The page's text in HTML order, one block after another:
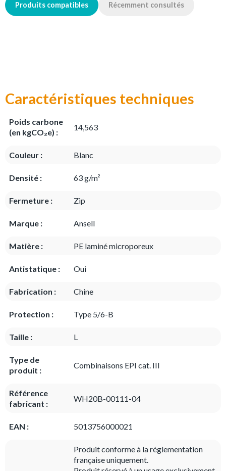
Produits compatibles Récemment consultés
Caractéristiques techniques
Poids carbone
(en kgCO₂e) :
14,563
Couleur : Blanc
Densité : 63 g/m²
Fermeture : Zip
Marque : Ansell
Matière : PE laminé microporeux
Antistatique : Oui
Fabrication : Chine
Protection : Type 5/6-B
Taille : L
Type de
produit :
Combinaisons EPI cat. III
Référence
fabricant :
WH20B-00111-04
EAN : 5013756000021
Produit conforme à la réglementation
française uniquement.